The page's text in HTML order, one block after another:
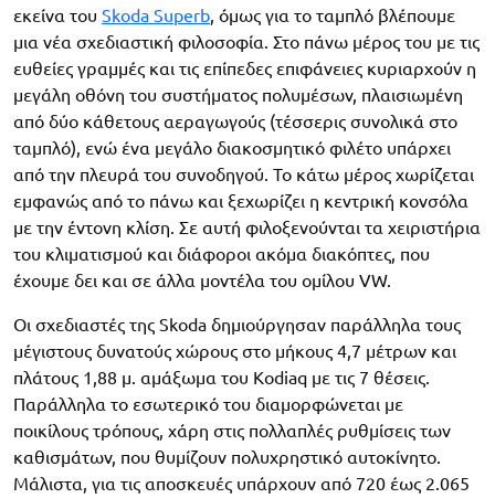
εκείνα του Skoda Superb, όμως για το ταμπλό βλέπουμε
μια νέα σχεδιαστική φιλοσοφία. Στο πάνω μέρος του με τις
ευθείες γραμμές και τις επίπεδες επιφάνειες κυριαρχούν η
μεγάλη οθόνη του συστήματος πολυμέσων, πλαισιωμένη
από δύο κάθετους αεραγωγούς (τέσσερις συνολικά στο
ταμπλό), ενώ ένα μεγάλο διακοσμητικό φιλέτο υπάρχει
από την πλευρά του συνοδηγού. Το κάτω μέρος χωρίζεται
εμφανώς από το πάνω και ξεχωρίζει η κεντρική κονσόλα
με την έντονη κλίση. Σε αυτή φιλοξενούνται τα χειριστήρια
του κλιματισμού και διάφοροι ακόμα διακόπτες, που
έχουμε δει και σε άλλα μοντέλα του ομίλου VW.
​Οι σχεδιαστές της Skoda δημιούργησαν παράλληλα τους
μέγιστους δυνατούς χώρους στο μήκους 4,7 μέτρων και
πλάτους 1,88 μ. αμάξωμα του Kodiaq με τις 7 θέσεις.
Παράλληλα το εσωτερικό του διαμορφώνεται με
ποικίλους τρόπους, χάρη στις πολλαπλές ρυθμίσεις των
καθισμάτων, που θυμίζουν πολυχρηστικό αυτοκίνητο.
Μάλιστα, για τις αποσκευές υπάρχουν από 720 έως 2.065